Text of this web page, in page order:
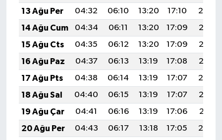
13 Ağu Per
04:32 06:10 13:20 17:10
20:19
14 Ağu Cum
04:34 06:11 13:20 17:09
20:18
15 Ağu Cts
04:35 06:12 13:20 17:09
20:17
16 Ağu Paz
04:37 06:13 13:19 17:08
20:15
17 Ağu Pts
04:38 06:14 13:19 17:07
20:14
18 Ağu Sal
04:40 06:15 13:19 17:07
20:12
19 Ağu Çar
04:41 06:16 13:19 17:06
20:11
20 Ağu Per
04:43 06:17 13:18 17:05
20:10